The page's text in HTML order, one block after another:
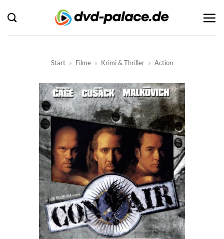
Inhalt
springen
Start » Filme » Krimi & Thriller » Action